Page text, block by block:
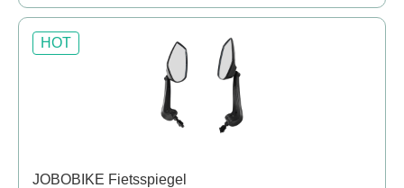
HOT
JOBOBIKE Fietsspiegel